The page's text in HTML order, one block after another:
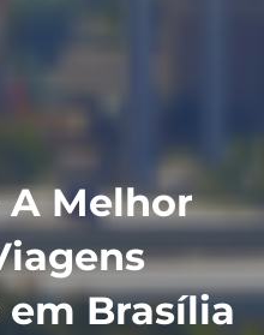
A Melhor
Brasília